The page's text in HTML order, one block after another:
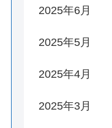
2025年6月
2025年5月
2025年4月
2025年3月